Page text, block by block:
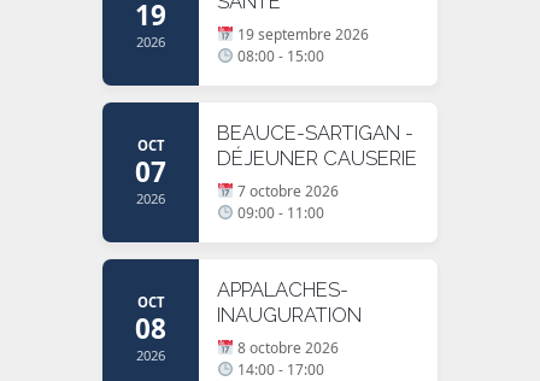
19
2026
19 septembre 2026
08:00 - 15:00
OCT
07
2026
BEAUCE-SARTIGAN -
DÉJEUNER CAUSERIE
7 octobre 2026
09:00 - 11:00
OCT
08
2026
APPALACHES-
INAUGURATION
8 octobre 2026
14:00 - 17:00